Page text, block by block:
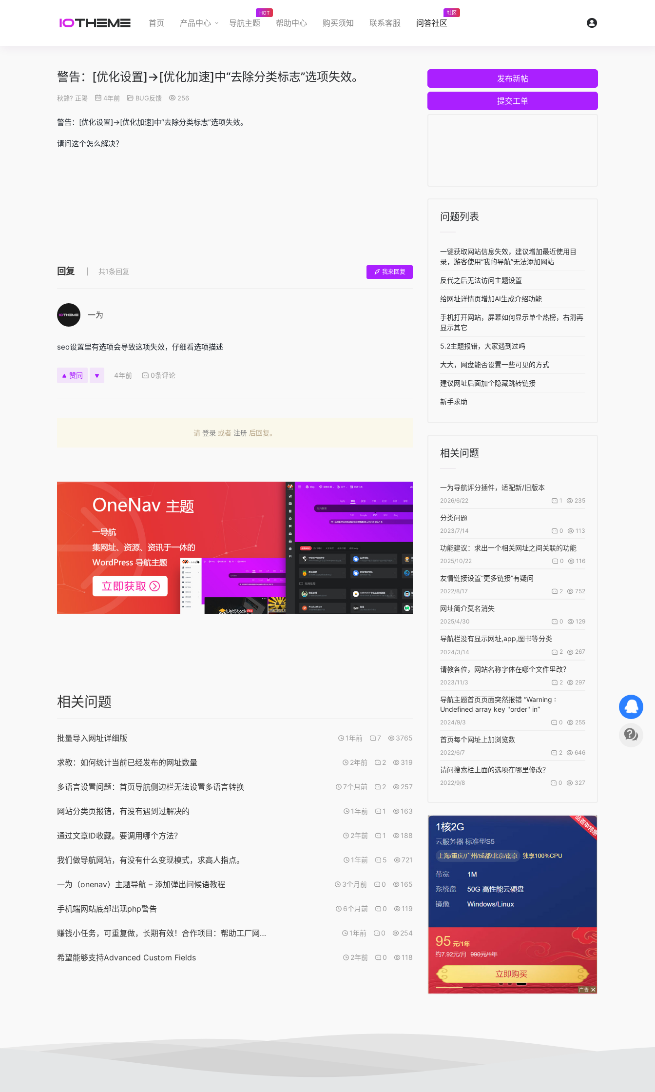
首页 产品中心 导航主题
HOT
帮助中心 购买须知 联系客服 问答社区
社区
警告：[优化设置]->[优化加速]中“去除分类标志”选项失效。
秋鋒? 正陽 4年前 BUG反馈 256
警告：[优化设置]->[优化加速]中“去除分类标志”选项失效。
请问这个怎么解决？
回复 共1条回复 我来回复
一为
seo设置里有选项会导致这项失效，仔细看选项描述
赞同 4年前 0条评论
请 登录 或者 注册 后回复。
相关问题
批量导入网址详细版 1年前 7 3765
求教：如何统计当前已经发布的网址数量 2年前 2 319
多语言设置问题：首页导航侧边栏无法设置多语言转换 7个月前 2 257
网站分类页报错，有没有遇到过解决的 1年前 1 163
通过文章ID收藏。要调用哪个方法？ 2年前 1 188
我们做导航网站，有没有什么变现模式，求高人指点。 1年前 5 721
一为（onenav）主题导航 – 添加弹出问候语教程 3个月前 0 165
手机端网站底部出现php警告 6个月前 0 119
赚钱小任务，可重复做，长期有效！合作项目：帮助工厂网站建设外链 1年前 0 254
希望能够支持Advanced Custom Fields 2年前 0 118
发布新帖
提交工单
问题列表
一键获取网站信息失效，建议增加最近使用目
录，游客使用“我的导航”无法添加网站
反代之后无法访问主题设置
给网址详情页增加AI生成介绍功能
手机打开网站，屏幕如何显示单个热榜，右滑再
显示其它
5.2主题报错，大家遇到过吗
大大，网盘能否设置一些可见的方式
建议网址后面加个隐藏跳转链接
新手求助
相关问题
一为导航评分插件，适配新/旧版本
2026/6/22 1 235
分类问题
2023/7/14 0 113
功能建议：求出一个相关网址之间关联的功能
2025/10/22 0 116
友情链接设置“更多链接”有疑问
2022/8/17 2 752
网址简介莫名消失
2025/4/30 0 129
导航栏没有显示网址,app,图书等分类
2024/3/14 2 267
请教各位，网站名称字体在哪个文件里改？
2023/11/3 2 297
导航主题首页页面突然报错 “Warning :
Undefined array key "order" in”
2024/9/3 0 255
首页每个网址上加浏览数
2022/6/7 2 646
请问搜索栏上面的选项在哪里修改？
2022/9/8 0 327